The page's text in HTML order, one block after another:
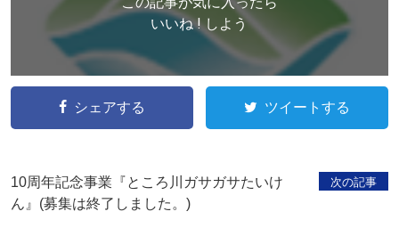
いいね ! しよう
シェアする ツイートする
次の記事
10周年記念事業『ところ川ガサガサたいけ
ん』(募集は終了しました。)